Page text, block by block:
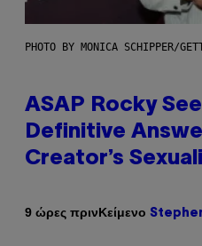
PHOTO BY MONICA SCHIPPER/
ASAP Rocky
Definitive
Creator’s
9 ώρες πρινΚείμενο